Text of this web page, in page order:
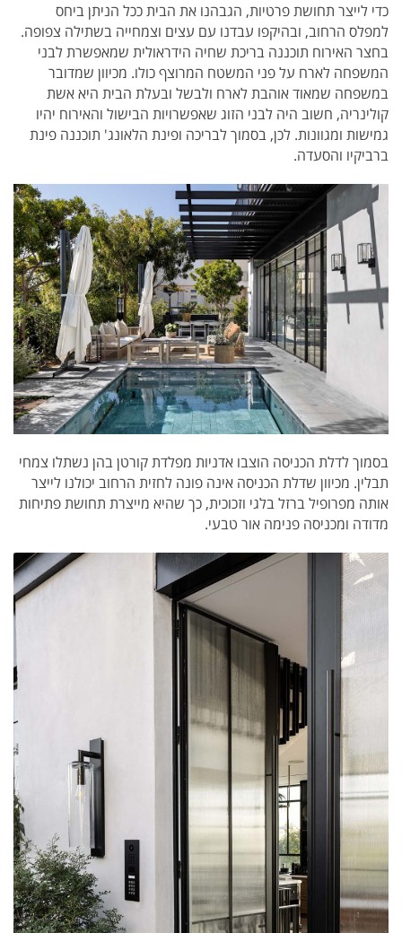
כדי לייצר תחושת פרטיות, הגבהנו את הבית ככל הניתן ביחס
למפלס הרחוב, ובהיקפו עבדנו עם עצים וצמחייה בשתילה צפופה.
בחצר האירוח תוכננה בריכת שחיה הידראולית שמאפשרת לבני
המשפחה לארח על פני המשטח המרוצף כולו. מכיוון שמדובר
במשפחה שמאוד אוהבת לארח ולבשל ובעלת הבית היא אשת
קולינריה, חשוב היה לבני הזוג שאפשרויות הבישול והאירוח יהיו
גמישות ומגוונות. לכן, בסמוך לבריכה ופינת הלאונג' תוכננה פינת
ברביקיו והסעדה.
בסמוך לדלת הכניסה הוצבו אדניות מפלדת קורטן בהן נשתלו צמחי
תבלין. מכיוון שדלת הכניסה אינה פונה לחזית הרחוב יכולנו לייצר
אותה מפרופיל ברזל בלגי וזכוכית, כך שהיא מייצרת תחושת פתיחות
מדודה ומכניסה פנימה אור טבעי.